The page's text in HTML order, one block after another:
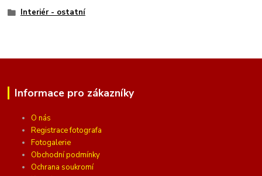
Interiér - ostatní
Informace pro zákazníky
O nás
Registrace fotografa
Fotogalerie
Obchodní podmínky
Ochrana soukromí